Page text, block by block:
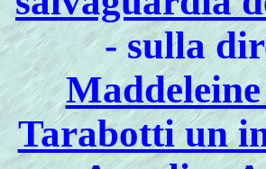
- sulla
Tarabotti un